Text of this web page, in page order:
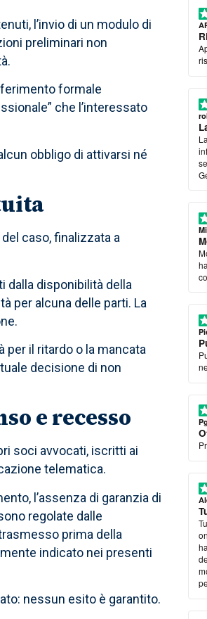
l’invio di un modulo di
preliminari non
formale
che l’interessato
obbligo di attivarsi né
caso, finalizzata a
dalla disponibilità della
per alcuna delle parti. La
per il ritardo o la mancata
decisione di non
e recesso
soci avvocati, iscritti ai
telematica.
l’assenza di garanzia di
regolate dalle
prima della
indicato nei presenti
nessun esito è garantito.